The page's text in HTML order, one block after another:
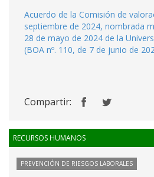
Acuerdo de la Comisión de
septiembre de 2024, nombrada
28 de mayo de 2024 de la
(BOA nº. 110, de 7 de junio de
Compartir:
RECURSOS HUMANOS
PREVENCIÓN DE RIESGOS LABORALES